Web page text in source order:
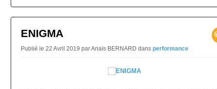
ENIGMA
Publié le 22 Avril 2019 par Anaïs BERNARD dans performance